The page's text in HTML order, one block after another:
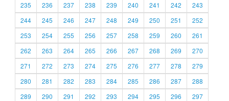
235
236 237 238 239 240 241 242
243
244
245 246 247 248 249 250 251
252
253
254 255 256 257 258 259 260
261
262
263 264 265 266 267 268 269
270
271
272 273 274 275 276 277 278
279
280
281 282 283 284 285 286 287
288
289
290 291 292 293 294 295 296
297